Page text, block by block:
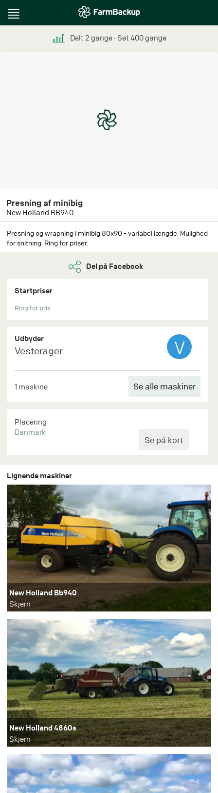
Toggle
Delt 2 gange ∙ Set 400gange
Presning af minibig
New Holland BB940
Presning og wrapning i minibig 80x90 - variabel længde. Mulighed
for snitning. Ring for priser.
Del på Facebook
Startpriser
Ring for pris
Udbyder
Vesterager V
1 maskine Se alle maskiner
Placering
Danmark
Lignende maskiner
New Holland Bb940
Skjern
New Holland 4860s
Skjern